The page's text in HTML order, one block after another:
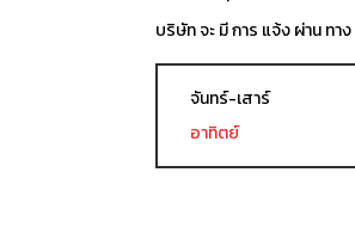
บริษัท จะ มี การ แจ้ง ผ่าน ทา
จันทร์-เสาร์
อาทิตย์